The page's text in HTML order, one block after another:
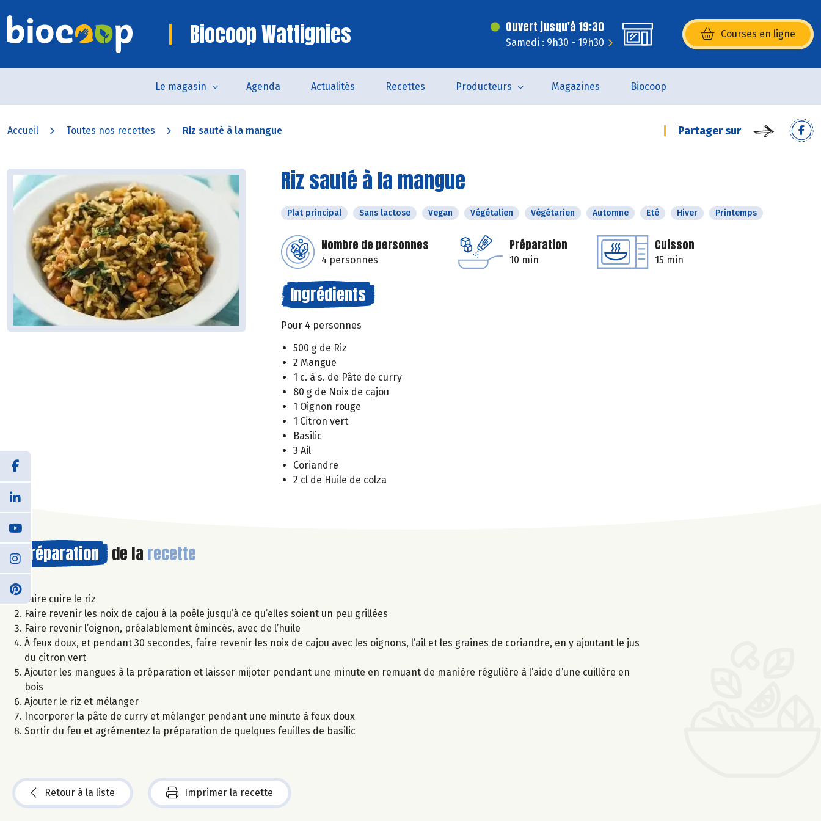
Biocoop Wattignies Ouvert jusqu'à 19:30
Samedi : 9h30 - 19h30
Courses en ligne
(s’ouvre dans une nouvelle
Le magasin Agenda Actualités Recettes Producteurs Magazines Biocoop
Accueil Toutes nos recettes Riz sauté à la mangue Partager sur
Riz sauté à la mangue
Plat principal Sans lactose Vegan Végétalien Végétarien Automne Eté Hiver Printemps
Nombre de personnes
4 personnes
Préparation
10 min
Cuisson
15 min
Ingrédients
Pour 4 personnes
500 g de Riz
2 Mangue
1 c. à s. de Pâte de curry
80 g de Noix de cajou
1 Oignon rouge
1 Citron vert
Basilic
3 Ail
Coriandre
2 cl de Huile de colza
Préparation de la recette
Faire cuire le riz
Faire revenir les noix de cajou à la poêle jusqu’à ce qu’elles soient un peu grillées
Faire revenir l’oignon, préalablement émincés, avec de l’huile
À feux doux, et pendant 30 secondes, faire revenir les noix de cajou avec les oignons, l’ail et les graines de coriandre, en y ajoutant le jus
du citron vert
Ajouter les mangues à la préparation et laisser mijoter pendant une minute en remuant de manière régulière à l’aide d’une cuillère en
bois
Ajouter le riz et mélanger
Incorporer la pâte de curry et mélanger pendant une minute à feux doux
Sortir du feu et agrémentez la préparation de quelques feuilles de basilic
Retour à la liste Imprimer la recette